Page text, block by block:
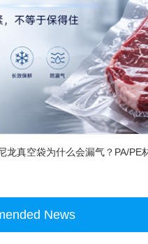
News